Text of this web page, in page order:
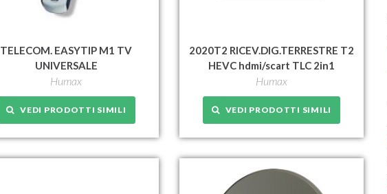
TELECOM. EASYTIP M1 TV
UNIVERSALE
Humax
VEDI PRODOTTI SIMILI
2020T2 RICEV.DIG.TERRESTRE T2
HEVC hdmi/scart TLC 2in1
Humax
VEDI PRODOTTI SIMILI